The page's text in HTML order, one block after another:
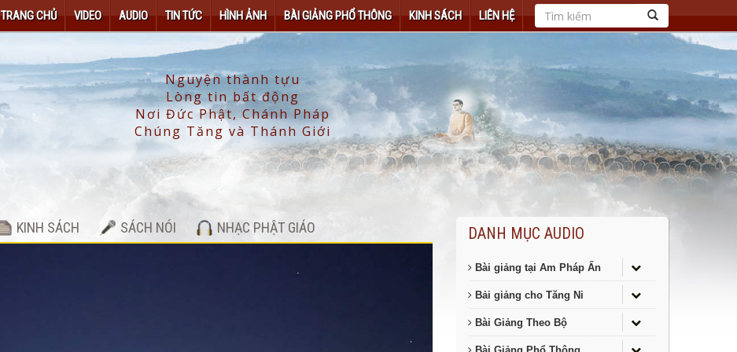
TRANG CHỦ VIDEO AUDIO TIN TỨC HÌNH ẢNH BÀI GIẢNG PHỔ THÔNG KINH SÁCH LIÊN HỆ
KINH SÁCH SÁCH NÓI NHẠC PHẬT GIÁO DANH MỤC AUDIO
Bài giảng tại Am Pháp Ấn
Bải giảng cho Tăng Ni
Bài Giảng Theo Bộ